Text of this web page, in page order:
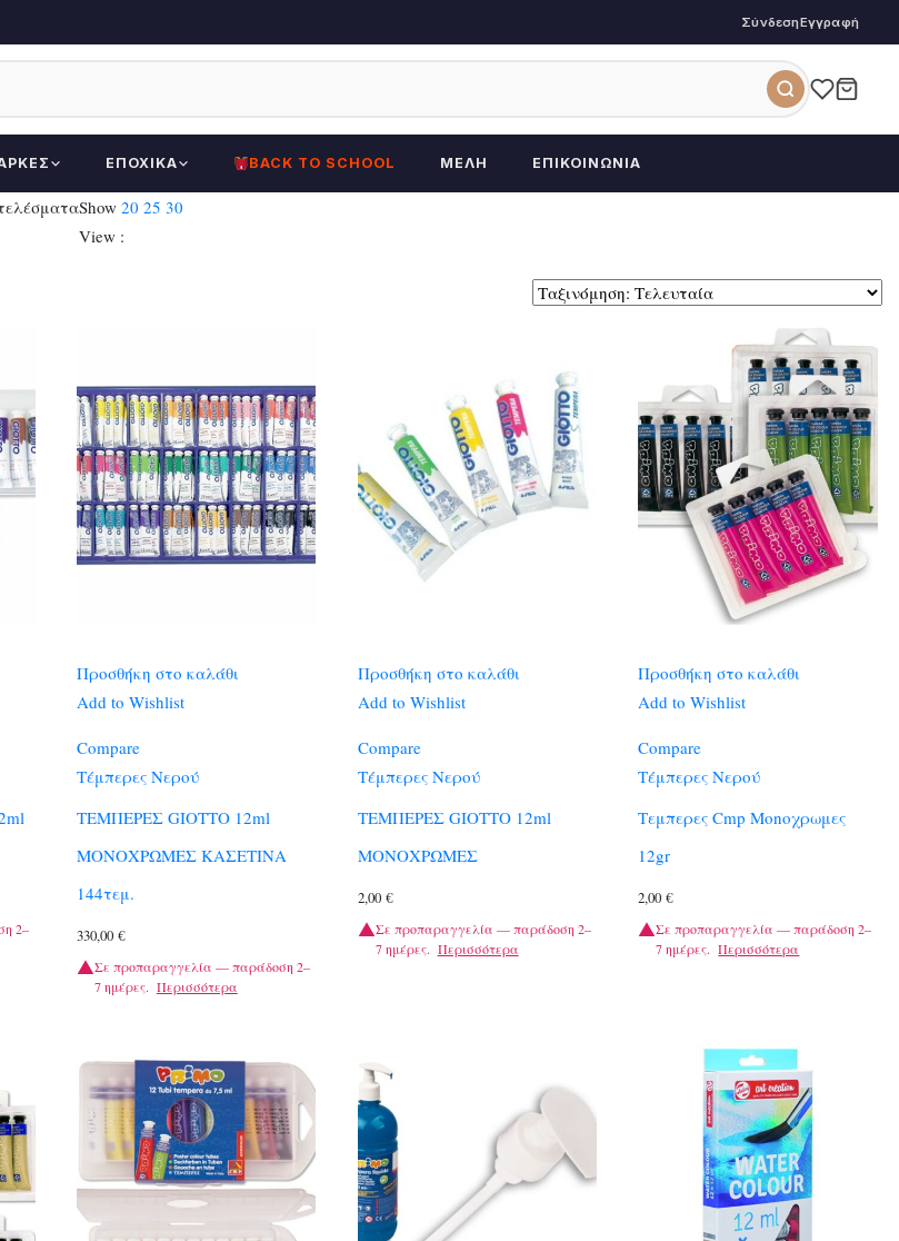
ΣύνδεσηΕγγραφή
ΕΠΟΧΙΚΆ BACK TO SCHOOL ΜΈΛΗ ΕΠΙΚΟΙΝΩΝΊΑ
Sorted
by
Show 20 25 30
View :
2–
Προσθήκη στο καλάθι
Add to Wishlist
Compare
Τέμπερες Νερού
ΤΕΜΠΕΡΕΣ GIOTTO 12ml
ΜΟΝΟΧΡΩΜΕΣ ΚΑΣΕΤΙΝΑ
144τεμ.
330,00 €
Σε προπαραγγελία — παράδοση 2–
7 ημέρες. Περισσότερα
Προσθήκη στο καλάθι
Add to Wishlist
Compare
Τέμπερες Νερού
ΤΕΜΠΕΡΕΣ GIOTTO 12ml
ΜΟΝΟΧΡΩΜΕΣ
2,00 €
Σε προπαραγγελία — παράδοση 2–
7 ημέρες. Περισσότερα
Προσθήκη στο καλάθι
Add to Wishlist
Compare
Τέμπερες Νερού
Τεμπερες Cmp Monοχρωμες
12gr
2,00€
Σε προπαραγγελία — παράδοση 2–
7 ημέρες. Περισσότερα